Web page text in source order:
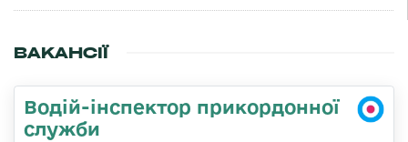
ВАКАНСІЇ
Водій-інспектор прикордонної
служби